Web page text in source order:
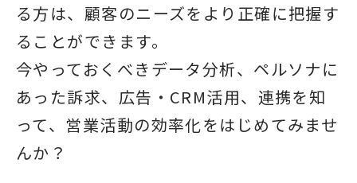
る方は、顧客のニーズをより正確に把握す
ることができます。
今やっておくべきデータ分析、ペルソナに
あった訴求、広告・CRM活用、連携を知
って、営業活動の効率化をはじめてみませ
んか？